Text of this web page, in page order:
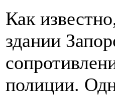
Как
здании
полиции.